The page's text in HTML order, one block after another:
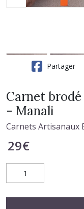
Partager
Carnet
- Manali
Carnets Artisanaux
29€